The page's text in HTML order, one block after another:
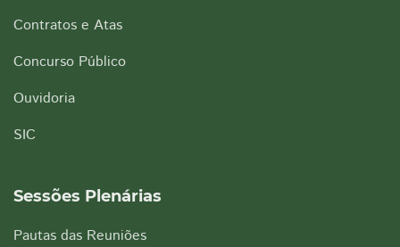
Contratos e Atas
Concurso Público
Ouvidoria
SIC
Sessões Plenárias
Pautas das Reuniões